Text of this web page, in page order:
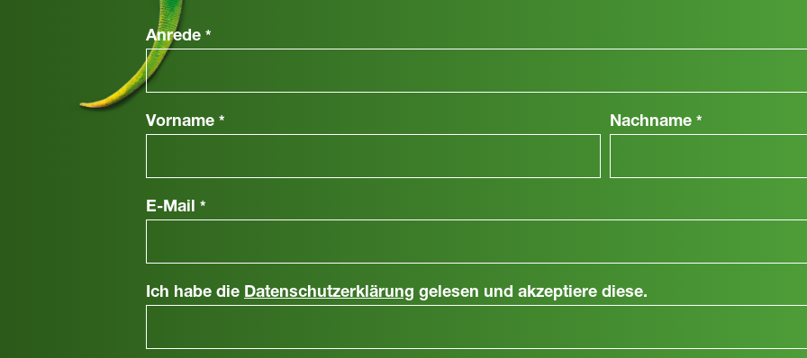
Anrede *
Vorname * Nachname *
E-Mail *
Ich habe die Datenschutzerklärung gelesen und akzeptiere diese.